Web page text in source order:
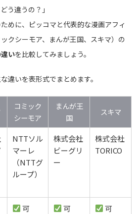
う違うの？」
めに、ピッコマと代表的な漫画アフィ
クシーモア、まんが王国、スキマ）の
いを比較してみましょう。
違いを表形式でまとめます。
コミック
シーモア
まんが王
国
スキマ
NTTソル
マーレ
（NTTグ
ループ）
株式会社
ビーグリ
ー
株式会社
TORICO
可
可
可